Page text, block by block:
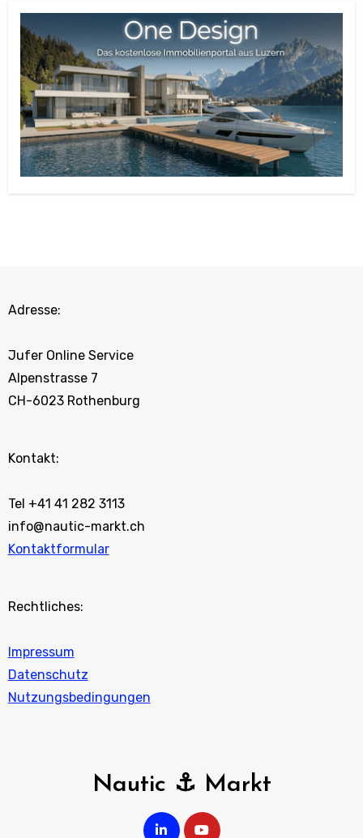
Adresse:
Jufer Online Service
Alpenstrasse 7
CH-6023 Rothenburg
Kontakt:
Tel +41 41 282 3113
info@nautic-markt.ch
Kontaktformular
Rechtliches:
Impressum
Datenschutz
Nutzungsbedingungen
Nautic ⚓ Markt